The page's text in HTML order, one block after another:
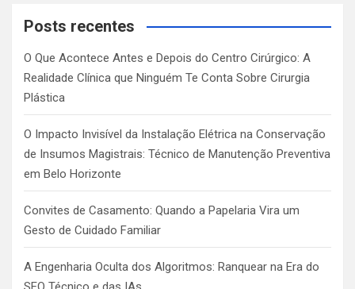
c
Posts recentes
O Que Acontece Antes e Depois do Centro Cirúrgico: A
Realidade Clínica que Ninguém Te Conta Sobre Cirurgia
Plástica
O Impacto Invisível da Instalação Elétrica na Conservação
de Insumos Magistrais: Técnico de Manutenção Preventiva
em Belo Horizonte
Convites de Casamento: Quando a Papelaria Vira um
Gesto de Cuidado Familiar
A Engenharia Oculta dos Algoritmos: Ranquear na Era do